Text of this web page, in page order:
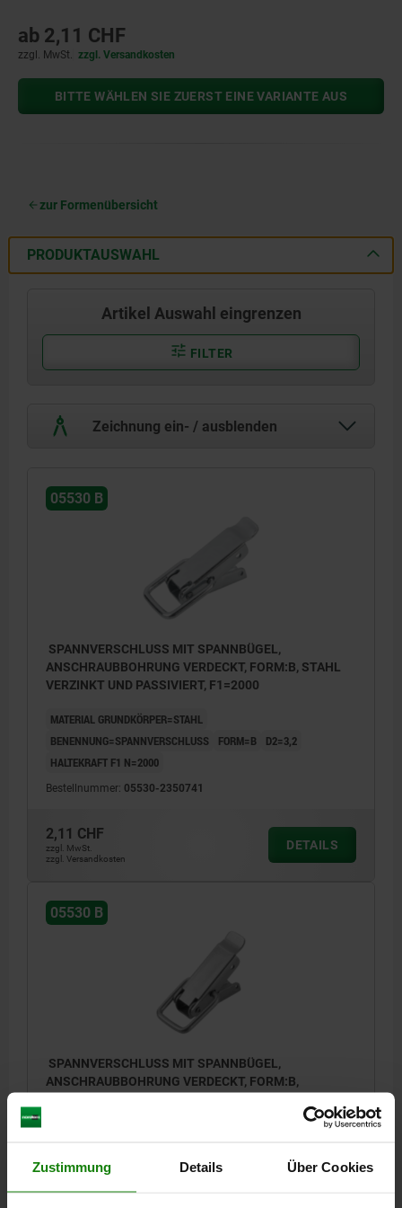
Zustimmung Details Über Cookies
ab 2,11 CHF
zzgl. MwSt. zzgl. Versandkosten
BITTE WÄHLEN SIE ZUERST EINE VARIANTE AUS
zur Formenübersicht
PRODUKTAUSWAHL
Artikel Auswahl eingrenzen
FILTER
Zeichnung ein- / ausblenden
05530 B
SPANNVERSCHLUSS MIT SPANNBÜGEL,
ANSCHRAUBBOHRUNG VERDECKT, FORM:B, STAHL
VERZINKT UND PASSIVIERT, F1=2000
MATERIAL GRUNDKÖRPER=STAHL
BENENNUNG=SPANNVERSCHLUSS
FORM=B
D2=3,2
HALTEKRAFT F1 N=2000
Bestellnummer: 05530-2350741
2,11 CHF
zzgl. MwSt.
zzgl. Versandkosten
DETAILS
05530 B
SPANNVERSCHLUSS MIT SPANNBÜGEL,
ANSCHRAUBBOHRUNG VERDECKT, FORM:B,
HALTEKRAFT F1 N=2000